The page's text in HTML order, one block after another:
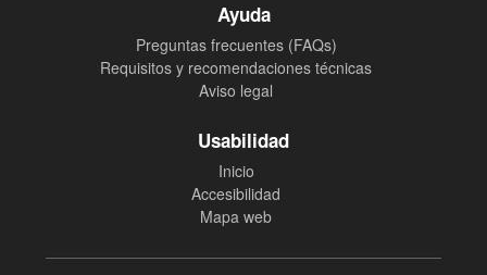
Ayuda
Preguntas frecuentes (FAQs)
Requisitos y recomendaciones técnicas
Aviso legal
Usabilidad
Inicio
Accesibilidad
Mapa web